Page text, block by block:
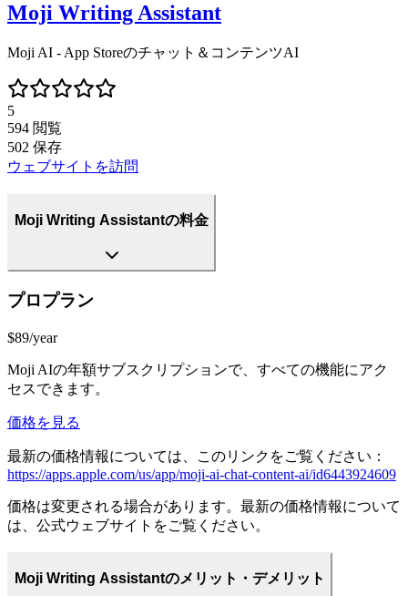
Moji Writing Assistant
Moji AI - App Storeのチャット＆コンテンツAI
5
594 閲覧
502 保存
ウェブサイトを訪問
Moji Writing Assistantの料金
プロプラン
$89/year
Moji AIの年額サブスクリプションで、すべての機能にアク
セスできます。
価格を見る
最新の価格情報については、このリンクをご覧ください：
https://apps.apple.com/us/app/moji-ai-chat-content-ai/id6443924609
価格は変更される場合があります。最新の価格情報について
は、公式ウェブサイトをご覧ください。
Moji Writing Assistantのメリット・デメリット